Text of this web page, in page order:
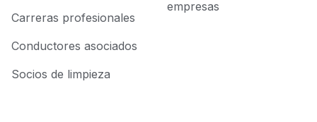
Carreras profesionales
Conductores asociados
Socios de limpieza
empresas